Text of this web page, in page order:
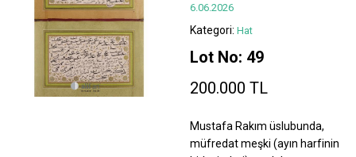
6.06.2026
Kategori: Hat
Lot No: 49
200.000 TL
Mustafa Rakım üslubunda,
müfredat meşki (ayın harfinin